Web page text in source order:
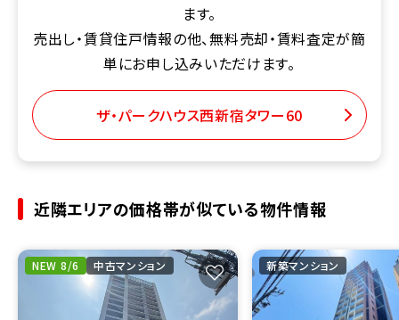
ます。
売出し・賃貸住戸情報の他、無料売却・賃料査定が簡
単にお申し込みいただけます。
ザ・パークハウス西新宿タワー60
近隣エリアの価格帯が似ている物件情報
NEW 8/6 中古マンション 新築マンション